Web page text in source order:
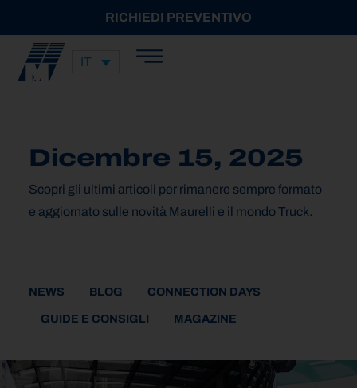
RICHIEDI PREVENTIVO
IT
Dicembre 15, 2025
Scopri gli ultimi articoli per rimanere sempre formato
e aggiornato sulle novità Maurelli e il mondo Truck.
NEWS BLOG CONNECTION DAYS
GUIDE E CONSIGLI MAGAZINE